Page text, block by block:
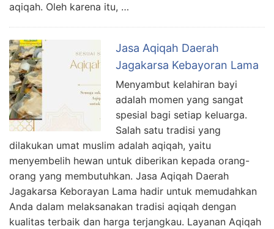
aqiqah. Oleh karena itu, …
Jasa Aqiqah Daerah
Jagakarsa Kebayoran Lama
Menyambut kelahiran bayi
adalah momen yang sangat
spesial bagi setiap keluarga.
Salah satu tradisi yang
dilakukan umat muslim adalah aqiqah, yaitu
menyembelih hewan untuk diberikan kepada orang-
orang yang membutuhkan. Jasa Aqiqah Daerah
Jagakarsa Keborayan Lama hadir untuk memudahkan
Anda dalam melaksanakan tradisi aqiqah dengan
kualitas terbaik dan harga terjangkau. Layanan Aqiqah